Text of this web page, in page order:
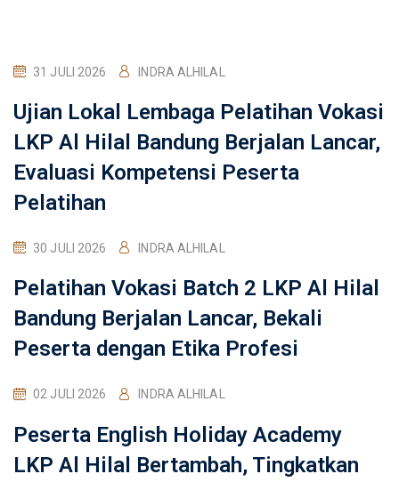
31 JULI 2026 INDRA ALHILAL
Ujian Lokal Lembaga Pelatihan Vokasi
LKP Al Hilal Bandung Berjalan Lancar,
Evaluasi Kompetensi Peserta
Pelatihan
30 JULI 2026 INDRA ALHILAL
Pelatihan Vokasi Batch 2 LKP Al Hilal
Bandung Berjalan Lancar, Bekali
Peserta dengan Etika Profesi
02 JULI 2026 INDRA ALHILAL
Peserta English Holiday Academy
LKP Al Hilal Bertambah, Tingkatkan